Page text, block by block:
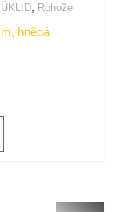
Rohože
hnědá